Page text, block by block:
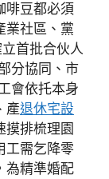
啡豆都必須
業社區、黨
首批合伙人
分協同、市
會依托本身
產退休宅設
摸排梳理園
工需乞降零
為精準婚配